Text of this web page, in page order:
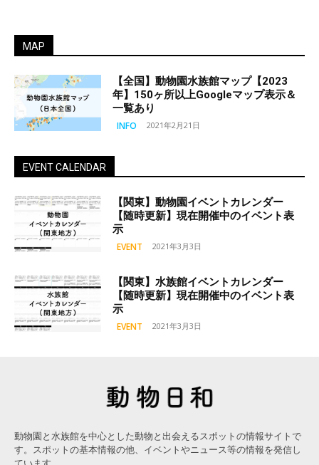
MAP
【全国】動物園水族館マップ【2023
年】150ヶ所以上Googleマップ表示＆
一覧あり
INFO 2021年2月21日
EVENT CALENDAR
【関東】動物園イベントカレンダー
【随時更新】現在開催中のイベント表
示
EVENT 2021年3月3日
【関東】水族館イベントカレンダー
【随時更新】現在開催中のイベント表
示
EVENT 2021年3月3日
動物園と水族館を中心とした動物と出会えるスポットの情報サイトで
す。スポットの基本情報の他、イベントやニュース等の情報を発信し